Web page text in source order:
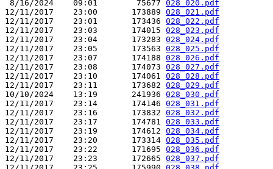
8/16/2024    09:01        75677 028_020.pdf
12/11/2017    23:00       173889 028_021.pdf
12/11/2017    23:01       173436 028_022.pdf
12/11/2017    23:03       174015 028_023.pdf
12/11/2017    23:04       173283 028_024.pdf
12/11/2017    23:05       173563 028_025.pdf
12/11/2017    23:07       174188 028_026.pdf
12/11/2017    23:08       174073 028_027.pdf
12/11/2017    23:10       174061 028_028.pdf
12/11/2017    23:11       173682 028_029.pdf
10/10/2024    13:19       241936 028_030.pdf
12/11/2017    23:14       174146 028_031.pdf
12/11/2017    23:16       173832 028_032.pdf
12/11/2017    23:17       174781 028_033.pdf
12/11/2017    23:19       174612 028_034.pdf
12/11/2017    23:20       173314 028_035.pdf
12/11/2017    23:22       171695 028_036.pdf
12/11/2017    23:23       172665 028_037.pdf